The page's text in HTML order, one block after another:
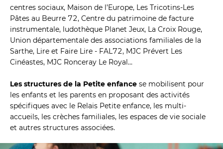
centres sociaux, Maison de l’Europe, Les Tricotins-Les
Pâtes au Beurre 72, Centre du patrimoine de facture
instrumentale, ludothèque Planet Jeux, La Croix Rouge,
Union départementale des associations familiales de la
Sarthe, Lire et Faire Lire - FAL72, MJC Prévert Les
Cinéastes, MJC Ronceray Le Royal…
Les structures de la Petite enfance se mobilisent pour
les enfants et les parents en proposant des activités
spécifiques avec le Relais Petite enfance, les multi-
accueils, les crèches familiales, les espaces de vie sociale
et autres structures associées.